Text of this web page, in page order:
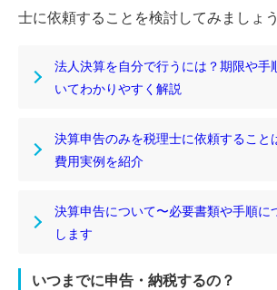
士に依頼することを検討してみましょう
法人決算を自分で行うには？期限や手
いてわかりやすく解説
決算申告のみを税理士に依頼すること
費用実例を紹介
決算申告について〜必要書類や手順に
します
いつまでに申告・納税するの？